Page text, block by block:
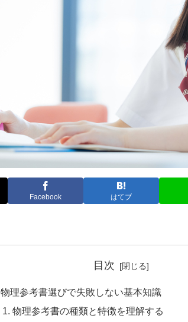
Facebook はてブ
目次
物理参考書選びで失敗しない基本知識
物理参考書の種類と特徴を理解する